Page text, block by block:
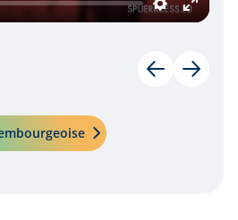
carrousel en pause Précédent
Settings
Enter